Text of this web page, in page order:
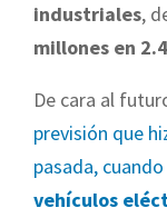
industriales,
millones en
De cara al
previsión que
pasada,
vehículos